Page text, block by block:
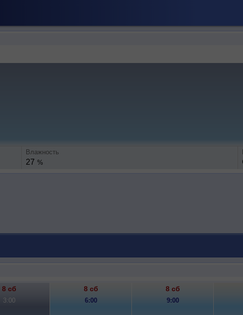
Влажность
27 %
8 сб 8 сб 8 сб
3:00 6:00 9:00